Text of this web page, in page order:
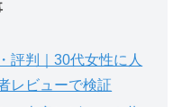
評判｜30代女性に人
レビューで検証